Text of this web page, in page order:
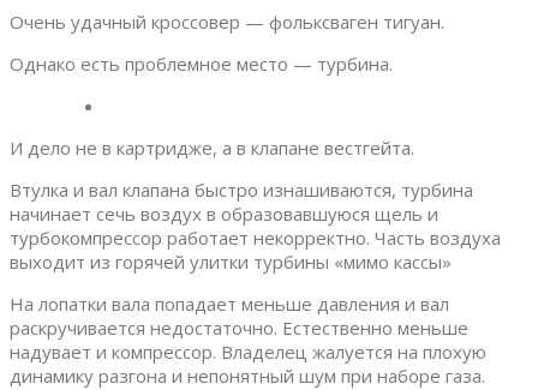
Очень удачный кроссовер — фольксваген тигуан.
Однако есть проблемное место — турбина.
И дело не в картридже, а в клапане вестгейта.
Втулка и вал клапана быстро изнашиваются, турбина
начинает сечь воздух в образовавшуюся щель и
турбокомпрессор работает некорректно. Часть воздуха
выходит из горячей улитки турбины «мимо кассы»
На лопатки вала попадает меньше давления и вал
раскручивается недостаточно. Естественно меньше
надувает и компрессор. Владелец жалуется на плохую
динамику разгона и непонятный шум при наборе газа.